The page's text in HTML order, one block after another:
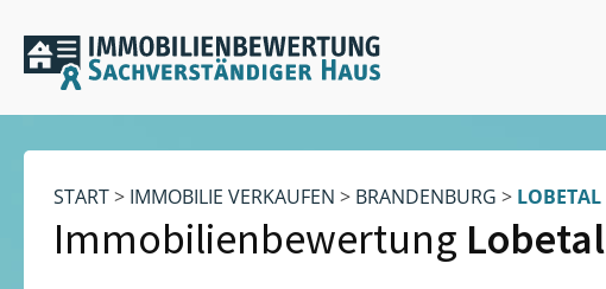
START> IMMOBILIE VERKAUFEN > BRANDENBURG > LOBETAL
Immobilienbewertung Lobetal